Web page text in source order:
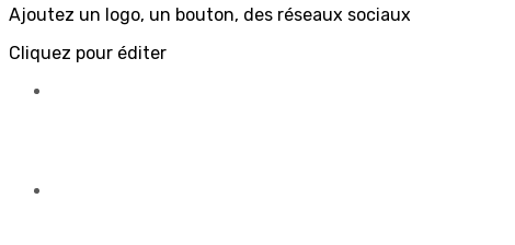
Ajoutez un logo, un bouton, des réseaux sociaux
Cliquez pour éditer